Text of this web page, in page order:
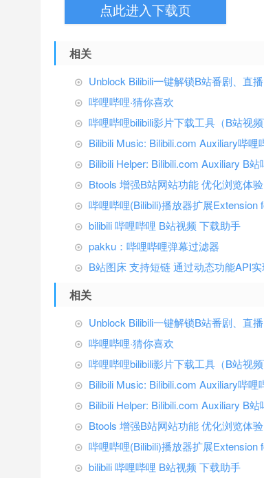
点此进入下载页
相关
Unblock Bilibili一键解锁B站番剧、直
哔哩哔哩·猜你喜欢
哔哩哔哩bilibili影片下载工具（B站视频
Bilibili Music: Bilibili.com Auxiliary哔哩
Bilibili Helper: Bilibili.com Auxiliary B
Btools 增强B站网站功能 优化浏览体验
哔哩哔哩(Bilibili)播放器扩展
bilibili 哔哩哔哩 B站视频 下载助手
pakku：哔哩哔哩弹幕过滤器
B站图床 支持短链 通过动态功能API
相关
Unblock Bilibili一键解锁B站番剧、直
哔哩哔哩·猜你喜欢
哔哩哔哩bilibili影片下载工具（B站视频
Bilibili Music: Bilibili.com Auxiliary哔哩
Bilibili Helper: Bilibili.com Auxiliary B
Btools 增强B站网站功能 优化浏览体验
哔哩哔哩(Bilibili)播放器扩展
bilibili 哔哩哔哩 B站视频 下载助手